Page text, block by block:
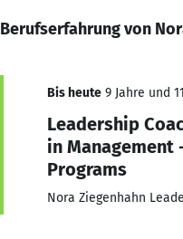
Berufserfahrung von
Bis heute 9 Jahre und
Leadership
in Management
Programs
Nora Ziegenhahn